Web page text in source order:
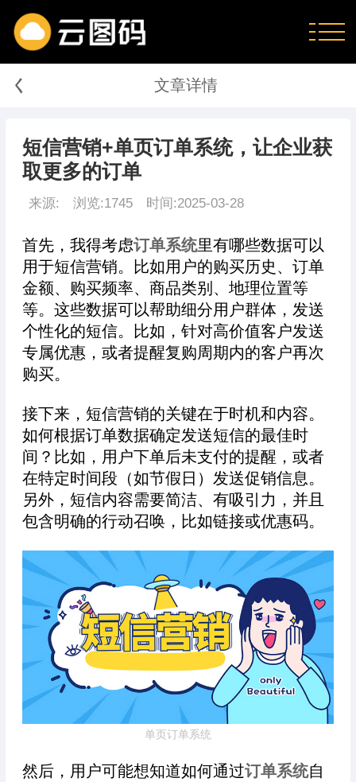
く 文章详情
短信营销+单页订单系统，让企业获
取更多的订单
来源: 浏览:1745 时间:2025-03-28
首先，我得考虑订单系统里有哪些数据可以
用于短信营销。比如用户的购买历史、订单
金额、购买频率、商品类别、地理位置等
等。这些数据可以帮助细分用户群体，发送
个性化的短信。比如，针对高价值客户发送
专属优惠，或者提醒复购周期内的客户再次
购买。
接下来，短信营销的关键在于时机和内容。
如何根据订单数据确定发送短信的最佳时
间？比如，用户下单后未支付的提醒，或者
在特定时间段（如节假日）发送促销信息。
另外，短信内容需要简洁、有吸引力，并且
包含明确的行动召唤，比如链接或优惠码。
单页订单系统
然后，用户可能想知道如何通过订单系统自